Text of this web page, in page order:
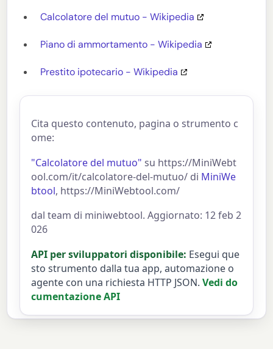
Calcolatore del mutuo - Wikipedia
Piano di ammortamento - Wikipedia
Prestito ipotecario - Wikipedia
Cita questo contenuto, pagina o strumento c
ome:
"Calcolatore del mutuo" su https://MiniWebt
ool.com/it/calcolatore-del-mutuo/ di MiniWe
btool, https://MiniWebtool.com/
dal team di miniwebtool. Aggiornato: 12 feb 2
026
API per sviluppatori disponibile: Esegui que
sto strumento dalla tua app, automazione o
agente con una richiesta HTTP JSON. Vedi do
cumentazione API